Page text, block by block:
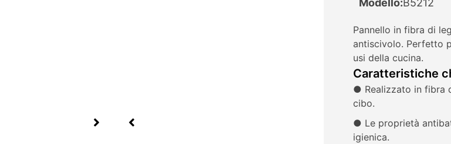
Modello:B5212
Pannello in fibra di
antiscivolo. Perfetto
usi della cucina.
Caratteristiche
● Realizzato in fibra
cibo.
● Le proprietà
igienica.